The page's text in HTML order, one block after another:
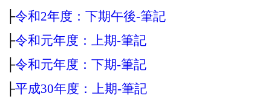
├令和2年度：下期午後‐筆記
├令和元年度：上期‐筆記
├令和元年度：下期‐筆記
├平成30年度：上期‐筆記